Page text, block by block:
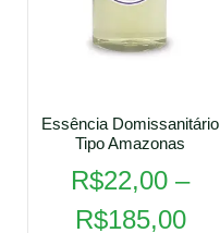
Essência Domissanitário
Tipo Amazonas
R$22,00 –
R$185,00